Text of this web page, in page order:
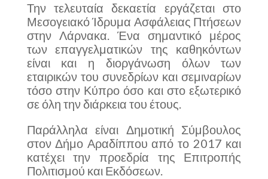
Την τελευταία δεκαετία εργάζεται στο
Μεσογειακό Ίδρυμα Ασφάλειας Πτήσεων
στην Λάρνακα. Ένα σημαντικό μέρος
των επαγγελματικών της καθηκόντων
είναι και η διοργάνωση όλων των
εταιρικών του συνεδρίων και σεμιναρίων
τόσο στην Κύπρο όσο και στο εξωτερικό
σε όλη την διάρκεια του έτους.
Παράλληλα είναι Δημοτική Σύμβουλος
στον Δήμο Αραδίππου από το 2017 και
κατέχει την προεδρία της Επιτροπής
Πολιτισμού και Εκδόσεων.